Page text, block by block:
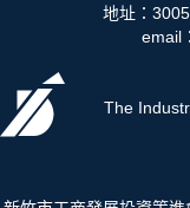
地址：
email
The